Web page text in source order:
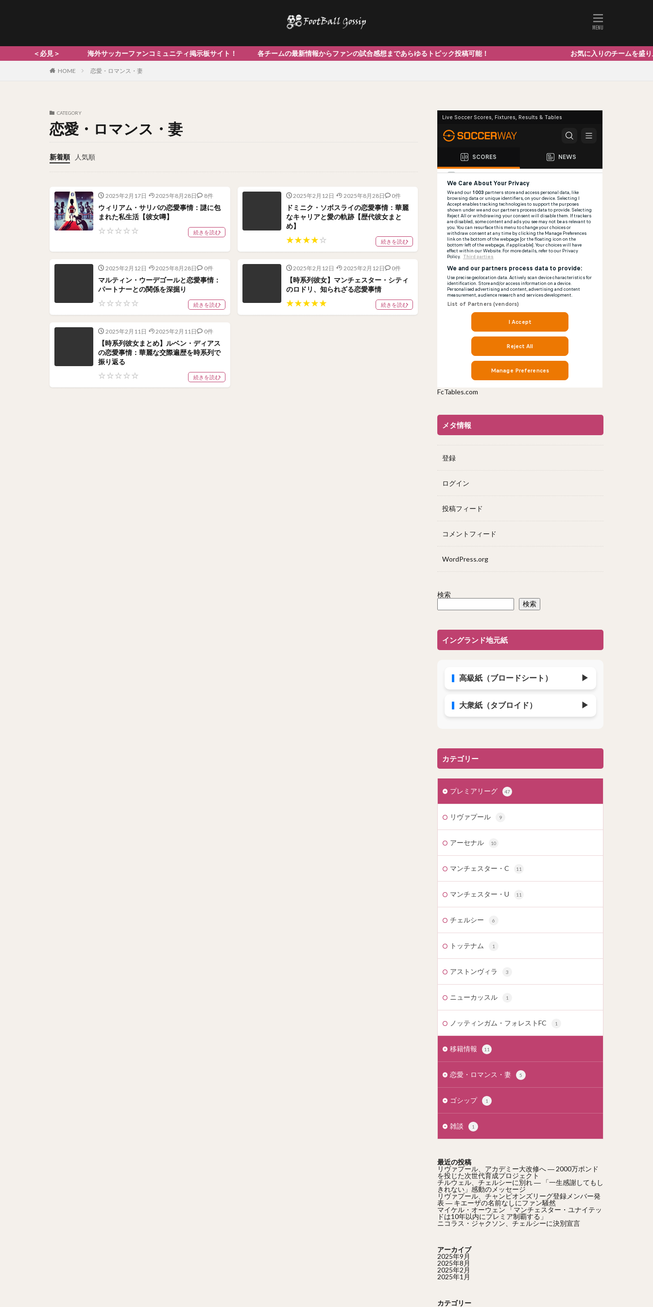
サッカーファンコミュニティ掲示板サイト！ 各チームの最新情報からファンの試合感想まであらゆるトピック投稿可能！ お気に入りのチームを盛り上げよう！ ニッチな
HOME 恋愛・ロマンス・妻
CATEGORY
恋愛・ロマンス・妻
新着順 人気順
2025年2月17日 2025年8月28日 8件
ウィリアム・サリバの恋愛事情：謎に包
まれた私生活【彼女噂】
☆ ☆ ☆ ☆ ☆ 続きを読む
2025年2月12日 2025年8月28日 0件
ドミニク・ソボスライの恋愛事情：華麗
なキャリアと愛の軌跡【歴代彼女まと
め】
★★★★☆ 続きを読む
2025年2月12日 2025年8月28日 0件
マルティン・ウーデゴールと恋愛事情：
パートナーとの関係を深掘り
☆ ☆ ☆ ☆ ☆ 続きを読む
2025年2月12日 2025年2月12日 0件
【時系列彼女】マンチェスター・シティ
のロドリ、知られざる恋愛事情
★★★★★ 続きを読む
2025年2月11日 2025年2月11日 0件
【時系列彼女まとめ】ルベン・ディアス
の恋愛事情：華麗な交際遍歴を時系列で
振り返る
☆ ☆ ☆ ☆ ☆ 続きを読む
FcTables.com
メタ情報
登録
ログイン
投稿フィード
コメントフィード
WordPress.org
検索
検索
イングランド地元紙
高級紙（ブロードシート） ▶
大衆紙（タブロイド） ▶
カテゴリー
プレミアリーグ 47
リヴァプール 9
アーセナル 10
マンチェスター・C 11
マンチェスター・U 11
チェルシー 6
トッテナム 1
アストンヴィラ 3
ニューカッスル 1
ノッティンガム・フォレストFC 1
移籍情報 11
恋愛・ロマンス・妻 5
ゴシップ 1
雑談 1
最近の投稿
リヴァプール、アカデミー大改修へ ― 2000万ポンド
を投じた次世代育成プロジェクト
チルウェル、チェルシーに別れ ― 「一生感謝してもし
きれない」感動のメッセージ
リヴァプール、チャンピオンズリーグ登録メンバー発
表 ― キエーザの名前なしにファン騒然
マイケル・オーウェン 「マンチェスター・ユナイテッ
ドは10年以内にプレミア制覇する」
ニコラス・ジャクソン、チェルシーに決別宣言
アーカイブ
2025年9月
2025年8月
2025年2月
2025年1月
カテゴリー